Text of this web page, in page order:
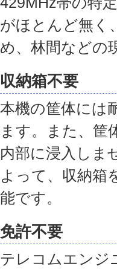
がほとんど無く
め、林間などの
収納箱不要
本機の筐体には
ます。また、筐
内部に浸入しま
よって、収納箱
能です。
免許不要
テレコムエンジ